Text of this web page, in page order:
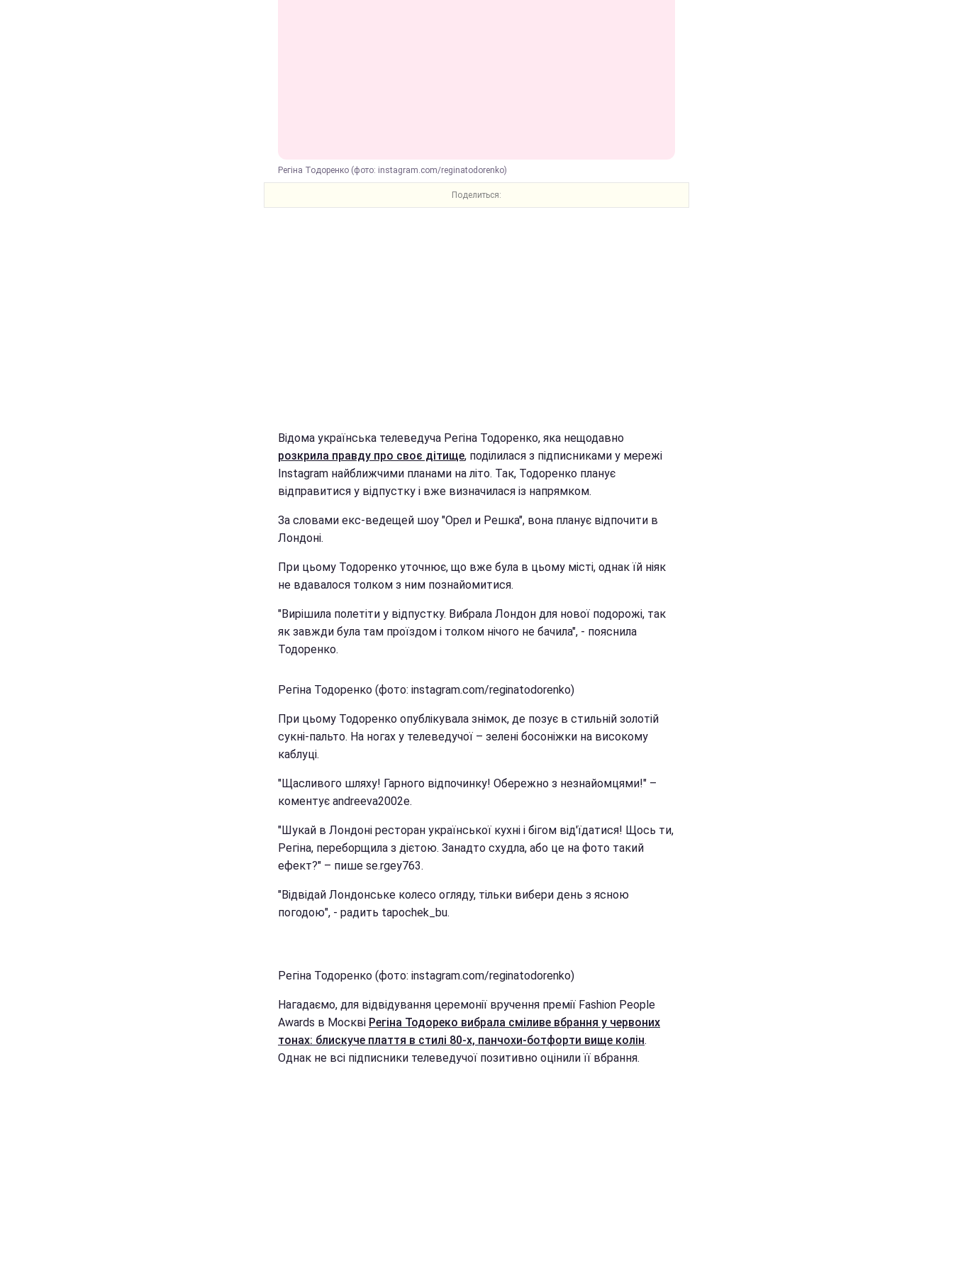
Регіна Тодоренко (фото: instagram.com/reginatodorenko)
Поделиться:
Відома українська телеведуча Регіна Тодоренко, яка нещодавно
розкрила правду про своє дітище, поділилася з підписниками у мережі
Instagram найближчими планами на літо. Так, Тодоренко планує
відправитися у відпустку і вже визначилася із напрямком.
За словами екс-ведещей шоу "Орел и Решка", вона планує відпочити в
Лондоні.
При цьому Тодоренко уточнює, що вже була в цьому місті, однак їй ніяк
не вдавалося толком з ним познайомитися.
"Вирішила полетіти у відпустку. Вибрала Лондон для нової подорожі, так
як завжди була там проїздом і толком нічого не бачила", - пояснила
Тодоренко.
Регіна Тодоренко (фото: instagram.com/reginatodorenko)
При цьому Тодоренко опублікувала знімок, де позує в стильній золотій
сукні-пальто. На ногах у телеведучої – зелені босоніжки на високому
каблуці.
"Щасливого шляху! Гарного відпочинку! Обережно з незнайомцями!" –
коментує andreeva2002e.
"Шукай в Лондоні ресторан української кухні і бігом від'їдатися! Щось ти,
Регіна, переборщила з дієтою. Занадто схудла, або це на фото такий
ефект?" – пише se.rgey763.
"Відвідай Лондонське колесо огляду, тільки вибери день з ясною
погодою", - радить tapochek_bu.
Регіна Тодоренко (фото: instagram.com/reginatodorenko)
Нагадаємо, для відвідування церемонії вручення премії Fashion People
Awards в Москві Регіна Тодореко вибрала сміливе вбрання у червоних
тонах: блискуче плаття в стилі 80-х, панчохи-ботфорти вище колін.
Однак не всі підписники телеведучої позитивно оцінили її вбрання.